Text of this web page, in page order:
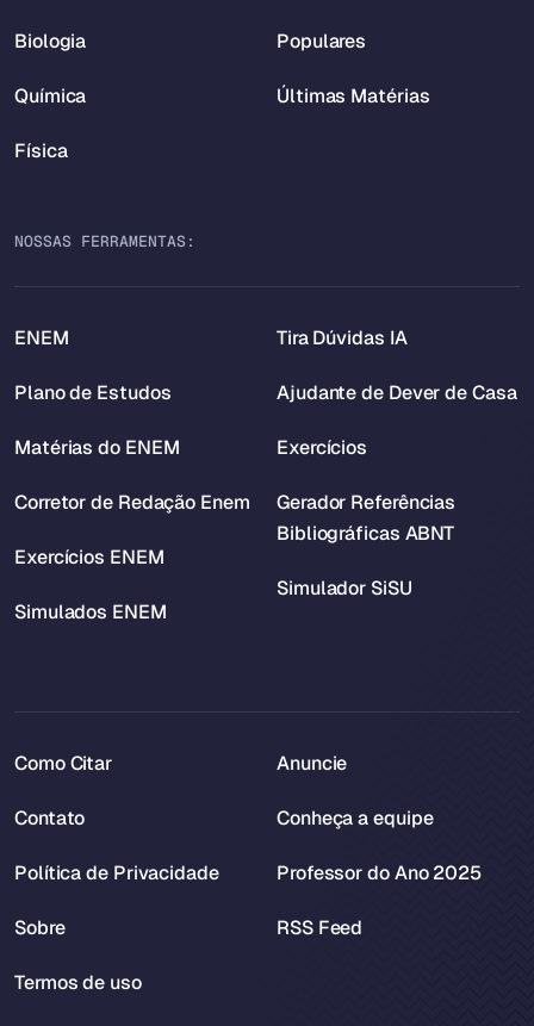
Biologia
Química
Física
Populares
Últimas Matérias
NOSSAS FERRAMENTAS:
ENEM
Plano de Estudos
Matérias do ENEM
Corretor de Redação Enem
Exercícios ENEM
Simulados ENEM
Tira Dúvidas IA
Ajudante de Dever de Casa
Exercícios
Gerador Referências
Bibliográficas ABNT
Simulador SiSU
Como Citar
Contato
Política de Privacidade
Sobre
Termos de uso
Anuncie
Conheça a equipe
Professor do Ano 2025
RSS Feed